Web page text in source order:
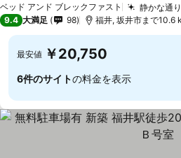
ベッド アンド ブレックファスト 静かな通
9.4 大満足 98 福井, 坂井市まで10.6
最安値 ￥20,750
6件のサイトの料金を表示